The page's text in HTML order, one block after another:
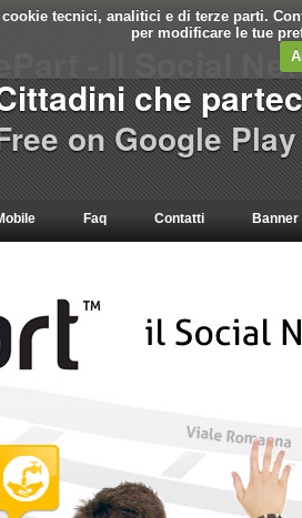
tecnici, analitici e di terze parti.
per modificare le tue
Faq Contatti Banner
ePart - Il Social
che
on Google Play